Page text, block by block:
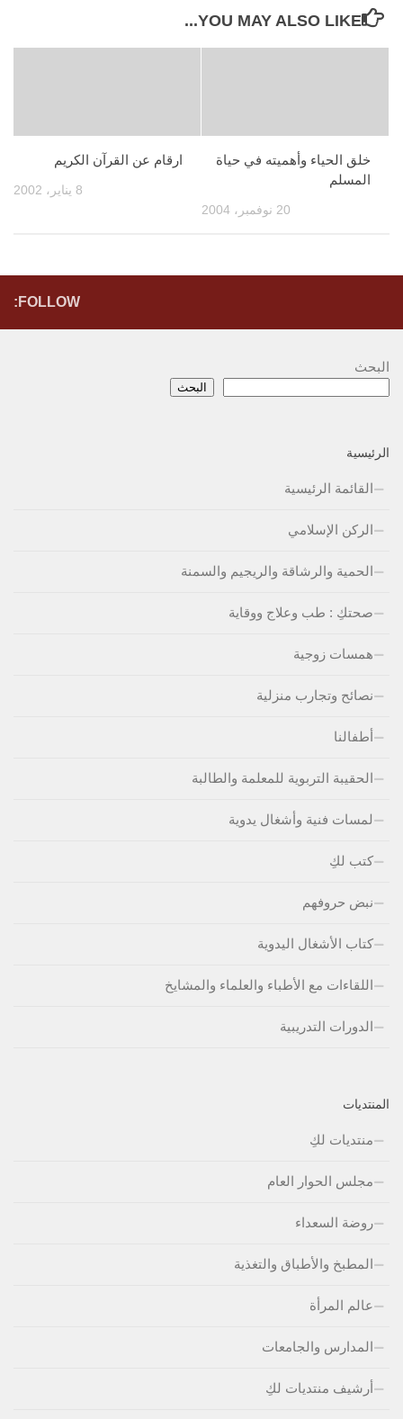
YOU MAY ALSO LIKE...
ارقام عن القرآن الكريم
8 يناير، 2002
خلق الحياء وأهميته في حياة
المسلم
20 نوفمبر، 2004
FOLLOW:
البحث
البحث
الرئيسية
القائمة الرئيسية
الركن الإسلامي
الحمية والرشاقة والريجيم والسمنة
صحتكِ : طب وعلاج ووقاية
همسات زوجية
نصائح وتجارب منزلية
أطفالنا
الحقيبة التربوية للمعلمة والطالبة
لمسات فنية وأشغال يدوية
كتب لكِ
نبض حروفهم
كتاب الأشغال اليدوية
اللقاءات مع الأطباء والعلماء والمشايخ
الدورات التدريبية
المنتديات
منتديات لكِ
مجلس الحوار العام
روضة السعداء
المطبخ والأطباق والتغذية
عالم المرأة
المدارس والجامعات
أرشيف منتديات لكِ